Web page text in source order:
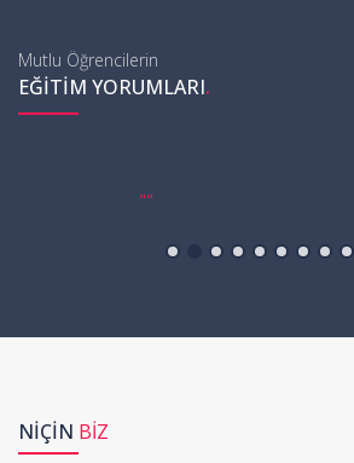
Mutlu Öğrencilerin
EĞITIM YORUMLARI.
""
NİÇİN BİZ